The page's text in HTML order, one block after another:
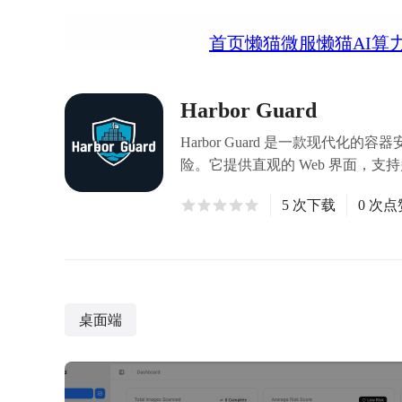
首页懒猫微服懒猫AI算
Harbor Guard
Harbor Guard 是一款现代化的容
险。它提供直观的 Web 界面，支
5 次下载 0 次点
桌面端